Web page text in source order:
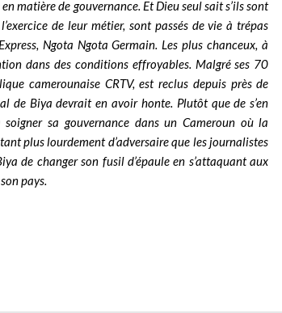
matière de gouvernance. Et Dieu seul sait s’ils sont
de leur métier, sont passés de vie à trépas
Ngota Ngota Germain. Les plus chanceux, à
dans des conditions effroyables. Malgré ses 70
camerounaise CRTV, est reclus depuis près de
de Biya devrait en avoir honte. Plutôt que de s’en
sa gouvernance dans un Cameroun où la
plus lourdement d’adversaire que les journalistes
de changer son fusil d’épaule en s’attaquant aux
pays.